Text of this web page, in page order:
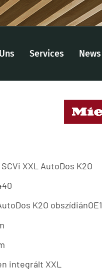
Services News
SCVi XXL AutoDos K2O
K2O obszídiánOE1
integrált XXL